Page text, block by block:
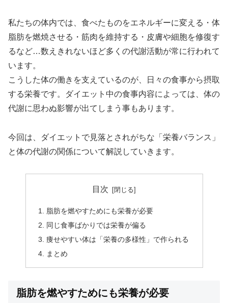
私たちの体内では、食べたものをエネルギーに変える・体
脂肪を燃焼させる・筋肉を維持する・皮膚や細胞を修復す
るなど…数えきれないほど多くの代謝活動が常に行われて
います。
こうした体の働きを支えているのが、日々の食事から摂取
する栄養です。ダイエット中の食事内容によっては、体の
代謝に思わぬ影響が出てしまう事もあります。
今回は、ダイエットで見落とされがちな「栄養バランス」
と体の代謝の関係について解説していきます。
目次
脂肪を燃やすためにも栄養が必要
同じ食事ばかりでは栄養が偏る
痩せやすい体は「栄養の多様性」で作られる
まとめ
脂肪を燃やすためにも栄養が必要